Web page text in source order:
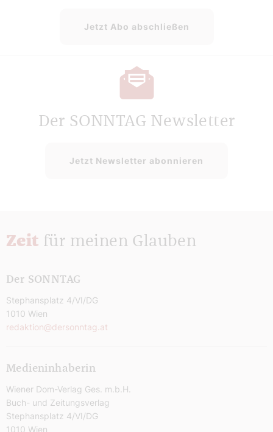
Jetzt Abo abschließen
Der SONNTAG Newsletter
Jetzt Newsletter abonnieren
Zeit für meinen Glauben
Der SONNTAG
Stephansplatz 4/VI/DG
1010 Wien
redaktion@dersonntag.at
Medieninhaberin
Wiener Dom-Verlag Ges. m.b.H.
Buch- und Zeitungsverlag
Stephansplatz 4/VI/DG
1010 Wien